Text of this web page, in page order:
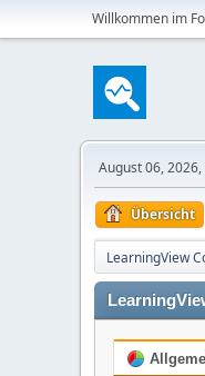
Willkommen im
August 06, 2026,
Übersicht
LearningView